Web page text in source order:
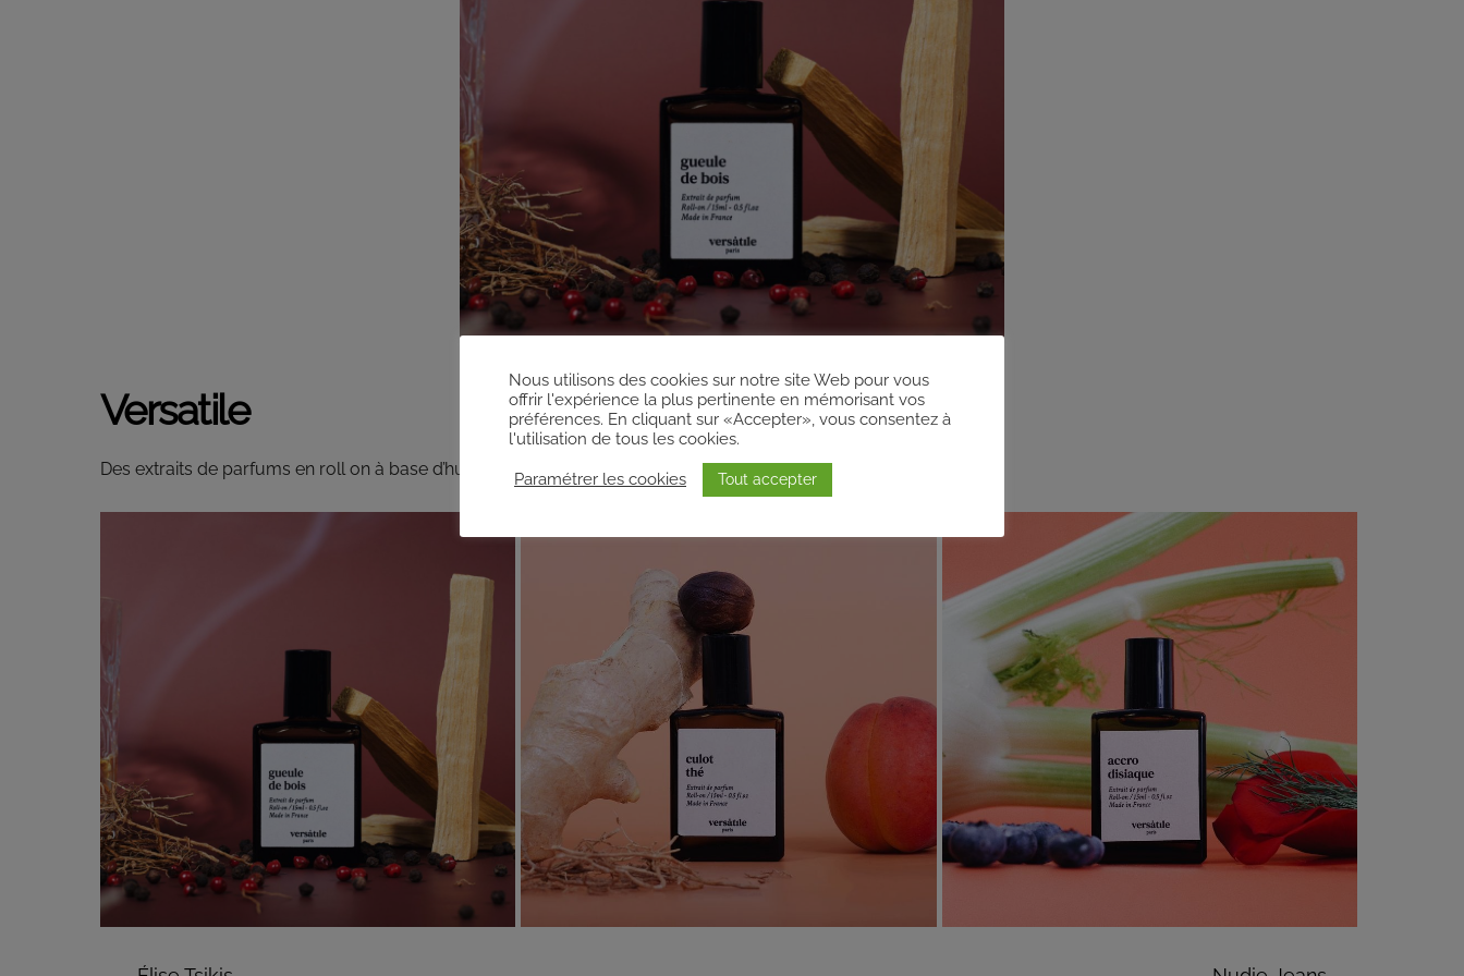
Versatile
Des extraits de parfums en roll on à base d’huile, un univers décalé pour des parfums qu’on adore
Nous utilisons des cookies sur notre site Web pour vous
offrir l'expérience la plus pertinente en mémorisant vos
préférences. En cliquant sur «Accepter», vous consentez à
l'utilisation de tous les cookies.
Paramétrer les cookies Tout accepter